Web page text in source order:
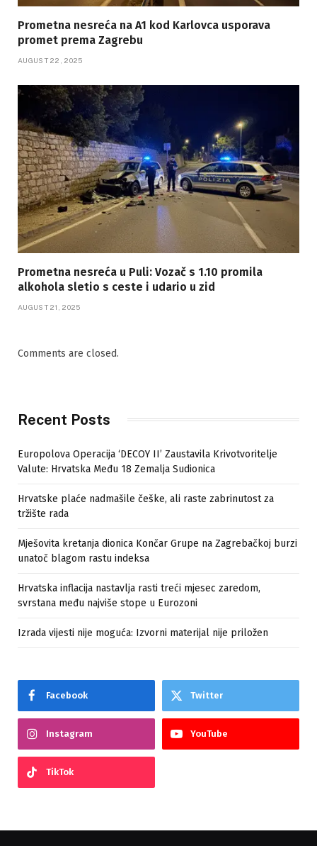
Prometna nesreća na A1 kod Karlovca usporava
promet prema Zagrebu
AUGUST 22, 2025
Prometna nesreća u Puli: Vozač s 1.10 promila
alkohola sletio s ceste i udario u zid
AUGUST 21, 2025
Comments are closed.
Recent Posts
Europolova Operacija ‘DECOY II’ Zaustavila Krivotvoritelje
Valute: Hrvatska Među 18 Zemalja Sudionica
Hrvatske plaće nadmašile češke, ali raste zabrinutost za
tržište rada
Mješovita kretanja dionica Končar Grupe na Zagrebačkoj burzi
unatoč blagom rastu indeksa
Hrvatska inflacija nastavlja rasti treći mjesec zaredom,
svrstana među najviše stope u Eurozoni
Izrada vijesti nije moguća: Izvorni materijal nije priložen
Facebook Twitter
Instagram YouTube
TikTok